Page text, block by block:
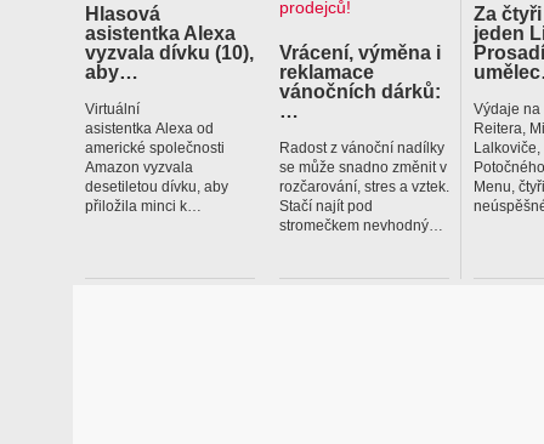
Hlasová
asistentka Alexa
vyzvala dívku (10),
aby…
Virtuální
asistentka Alexa od
americké společnosti
Amazon vyzvala
desetiletou dívku, aby
přiložila minci k…
Vrácení, výměna i
reklamace
vánočních dárků:
Radost z vánoční nadílky
se může snadno změnit v
rozčarování, stres a vztek.
Stačí najít pod
stromečkem nevhodný…
Za
jeden
Výdaje na
Reitera,
Menu,